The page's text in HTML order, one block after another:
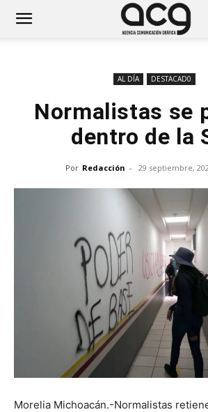
AL DÍA DESTACAD0
Normalistas se
dentro de la
Por Redacción - 29 septiembre,
Morelia Michoacán.-Normalistas